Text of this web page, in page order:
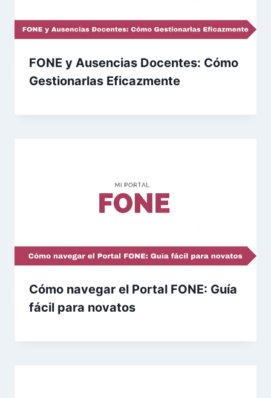
FONE y Ausencias Docentes: Cómo
Gestionarlas Eficazmente
Cómo navegar el Portal FONE: Guía
fácil para novatos